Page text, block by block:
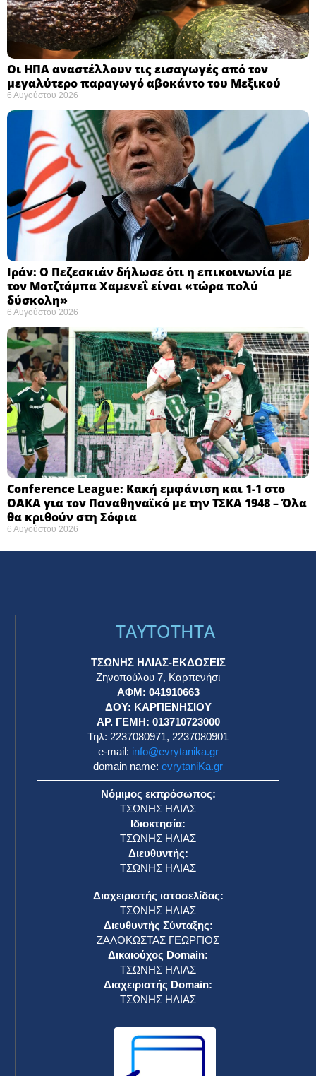
Οι ΗΠΑ αναστέλλουν τις εισαγωγές από τον
μεγαλύτερο παραγωγό αβοκάντο του Μεξικού ​
6 Αυγούστου 2026
Ιράν: Ο Πεζεσκιάν δήλωσε ότι η επικοινωνία με
τον Μοτζτάμπα Χαμενεΐ είναι «τώρα πολύ
δύσκολη» ​
6 Αυγούστου 2026
Conference League: Κακή εμφάνιση και 1-1 στο
ΟΑΚΑ για τον Παναθηναϊκό με την ΤΣΚΑ 1948 – Όλα
θα κριθούν στη Σόφια ​
6 Αυγούστου 2026
TAYTOTHTA
ΤΣΩΝΗΣ ΗΛΙΑΣ-ΕΚΔΟΣΕΙΣ
Ζηνοπούλου 7, Καρπενήσι
ΑΦΜ: 041910663
ΔΟΥ: ΚΑΡΠΕΝΗΣΙΟΥ
ΑΡ. ΓΕΜΗ: 013710723000
Τηλ: 2237080971, 2237080901
e-mail: info@evrytanika.gr
domain name: evrytaniKa.gr
Νόμιμος εκπρόσωπος:
ΤΣΩΝΗΣ ΗΛΙΑΣ
Ιδιοκτησία:
ΤΣΩΝΗΣ ΗΛΙΑΣ
Διευθυντής:
ΤΣΩΝΗΣ ΗΛΙΑΣ
Διαχειριστής ιστοσελίδας:
ΤΣΩΝΗΣ ΗΛΙΑΣ
Διευθυντής Σύνταξης:
ΖΑΛΟΚΩΣΤΑΣ ΓΕΩΡΓΙΟΣ
Δικαιούχος Domain:
ΤΣΩΝΗΣ ΗΛΙΑΣ
Διαχειριστής Domain:
ΤΣΩΝΗΣ ΗΛΙΑΣ